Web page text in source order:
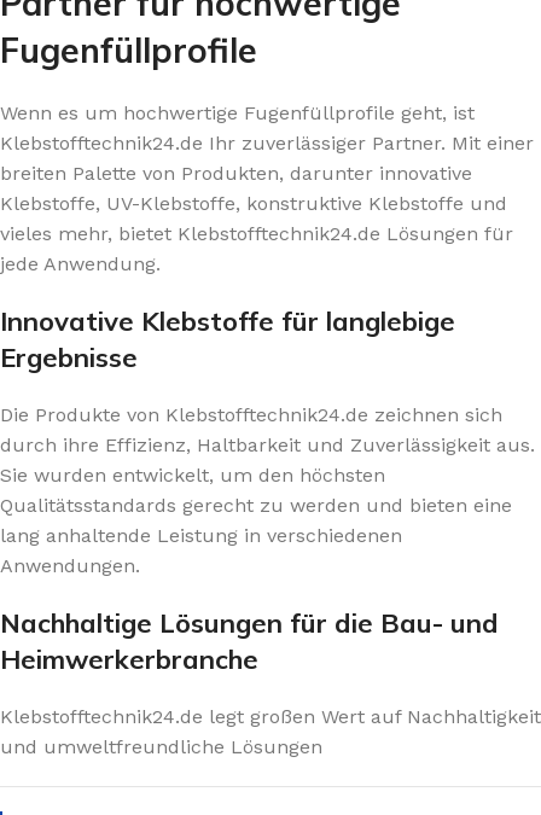
Fugenfüllprofile
Wenn es um hochwertige Fugenfüllprofile geht, ist
Klebstofftechnik24.de Ihr zuverlässiger Partner. Mit einer
breiten Palette von Produkten, darunter innovative
Klebstoffe, UV-Klebstoffe, konstruktive Klebstoffe und
vieles mehr, bietet Klebstofftechnik24.de Lösungen für
jede Anwendung.
Innovative Klebstoffe für langlebige
Ergebnisse
Die Produkte von Klebstofftechnik24.de zeichnen sich
durch ihre Effizienz, Haltbarkeit und Zuverlässigkeit aus.
Sie wurden entwickelt, um den höchsten
Qualitätsstandards gerecht zu werden und bieten eine
lang anhaltende Leistung in verschiedenen
Anwendungen.
Nachhaltige Lösungen für die Bau- und
Heimwerkerbranche
Klebstofftechnik24.de legt großen Wert auf Nachhaltigkeit
und umweltfreundliche Lösungen